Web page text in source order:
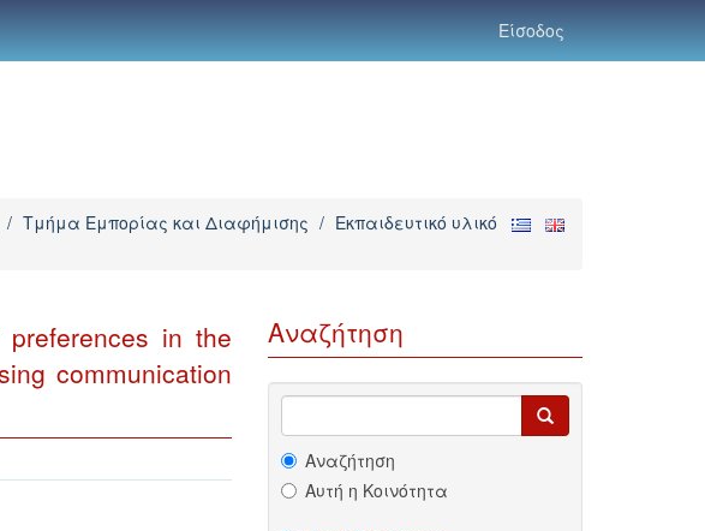
Είσοδος
/ Τμήμα Εμπορίας και Διαφήμισης / Εκπαιδευτικό υλικό
in the
communication
Αναζήτηση
Αναζήτηση
Αυτή η Κοινότητα